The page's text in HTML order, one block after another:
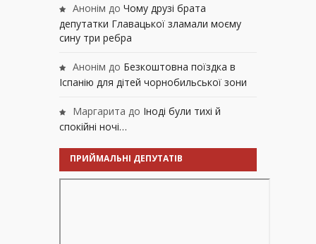
Анонім до Чому друзі брата
депутатки Главацької зламали моєму
сину три ребра
Анонім до Безкоштовна поїздка в
Іспанію для дітей чорнобильської зони
Маргарита до Іноді були тихі й
спокійні ночі…
ПРИЙМАЛЬНІ ДЕПУТАТІВ